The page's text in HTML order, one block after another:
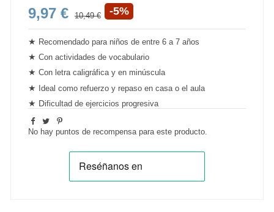
9,97 € 10,49 € -5%
★ Recomendado para niños de entre 6 a 7 años
★ Con actividades de vocabulario
★Con letra caligráfica y en minúscula
★ Ideal como refuerzo y repaso en casa o el aula
★ Dificultad de ejerciciosprogresiva
No hay puntos de recompensa para este producto.